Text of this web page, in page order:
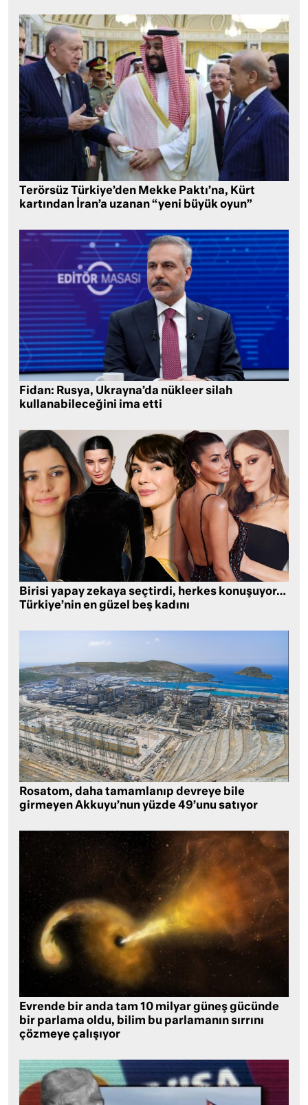
Terörsüz Türkiye’den Mekke Paktı’na, Kürt
kartından İran’a uzanan “yeni büyük oyun”
Fidan: Rusya, Ukrayna’da nükleer silah
kullanabileceğini ima etti
Birisi yapay zekaya seçtirdi, herkes konuşuyor…
Türkiye’nin en güzel beş kadını
Rosatom, daha tamamlanıp devreye bile
girmeyen Akkuyu’nun yüzde 49’unu satıyor
Evrende bir anda tam 10 milyar güneş gücünde
bir parlama oldu, bilim bu parlamanın sırrını
çözmeye çalışıyor